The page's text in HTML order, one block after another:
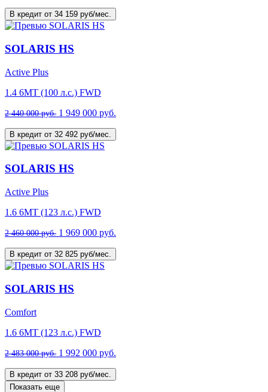
В кредит от 34 159 руб/мес.
SOLARIS HS
Active Plus
1.4 6MT (100 л.с.) FWD
2 440 000 руб. 1 949 000 руб.
В кредит от 32 492 руб/мес.
SOLARIS HS
Active Plus
1.6 6MT (123 л.с.) FWD
2 460 000 руб. 1 969 000 руб.
В кредит от 32 825 руб/мес.
SOLARIS HS
Comfort
1.6 6MT (123 л.с.) FWD
2 483 000 руб. 1 992 000 руб.
В кредит от 33 208 руб/мес.
Показать еще